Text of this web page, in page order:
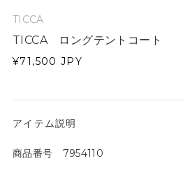
TICCA
TICCA ロングテントコート
¥71,500 JPY
アイテム説明
商品番号 7954110